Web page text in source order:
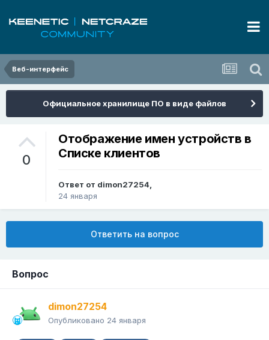
Веб-интерфейс
Официальное хранилище ПО в виде файлов
0
Отображение имен устройств в
Списке клиентов
Ответ от dimon27254,
24 января
Ответить на вопрос
Вопрос
dimon27254
Опубликовано 24 января